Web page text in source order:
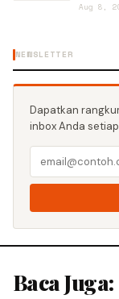
Aug 8,
NEWSLETTER
Dapatkan
inbox Anda
Baca Juga: